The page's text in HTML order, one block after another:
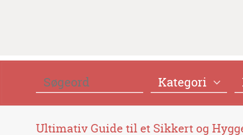
Kategori
Ultimativ Guide til et Sikkert og